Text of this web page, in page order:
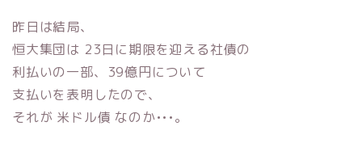
昨日は結局、
恒大集団は 23日に期限を迎える社債の
利払いの一部、39億円について
支払いを表明したので、
それが 米ドル債 なのか•••。